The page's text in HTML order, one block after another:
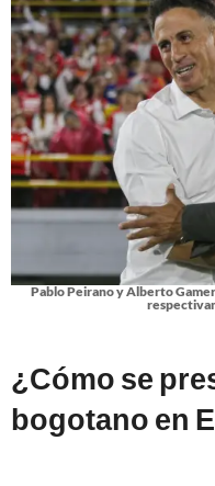
Pablo Peirano y Alberto
¿Cómo se
bogotano en